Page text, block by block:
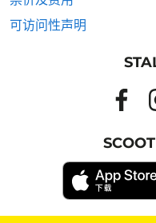
可访问性声明